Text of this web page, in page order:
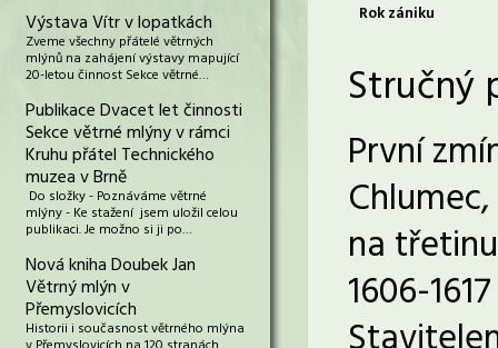
Výstava Vítr v lopatkách
Zveme všechny přátelé větrných
mlýnů na zahájení výstavy mapující
20-letou činnost Sekce větrné…
Publikace Dvacet let činnosti
Sekce větrné mlýny v rámci
Kruhu přátel Technického
muzea v Brně
Do složky - Poznáváme větrné
mlýny - Ke stažení jsem uložil celou
publikaci. Je možno si ji po…
Nová kniha Doubek Jan
Větrný mlýn v
Přemyslovicích
Historii i současnost větrného mlýna
Rok zániku
Stručný
První
na
1606-